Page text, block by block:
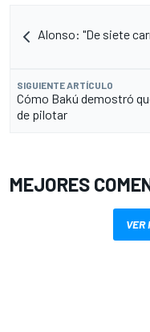
Alonso: "De siete
SIGUIENTE ARTÍCULO
Cómo Bakú demostró
de pilotar
MEJORES
VER